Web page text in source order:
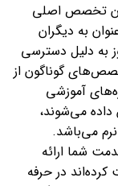
تخصص اصلی
به دیگران
به دلیل دسترسی
گوناگون از
آموزشی
می‌شوند،
می‌باشد.
شما ارائه
کرده‌اند در حرفه